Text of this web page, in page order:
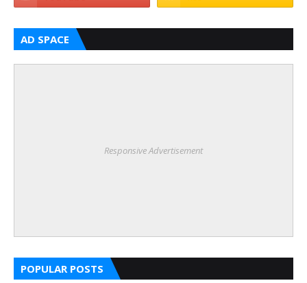
AD SPACE
Responsive Advertisement
POPULAR POSTS